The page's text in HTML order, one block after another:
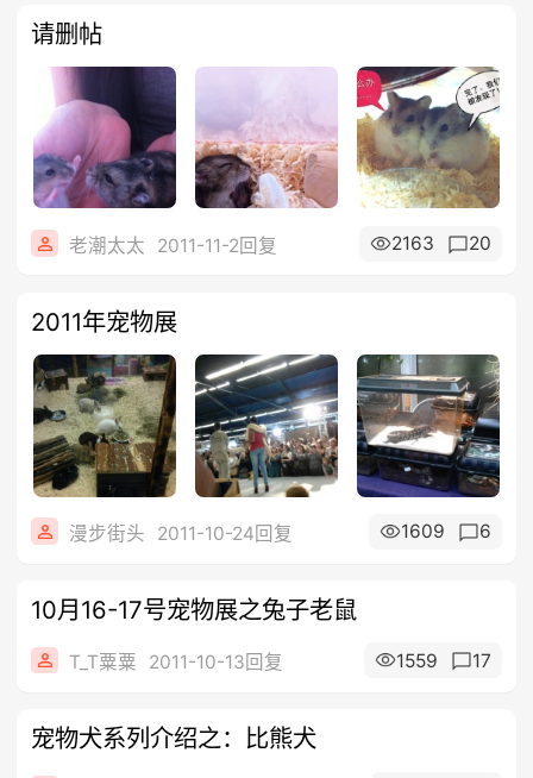
请删帖
老潮太太 2011-11-2回复 2163 20
2011年宠物展
漫步街头 2011-10-24回复 1609 6
10月16-17号宠物展之兔子老鼠
T_T粟粟 2011-10-13回复 1559 17
宠物犬系列介绍之：比熊犬